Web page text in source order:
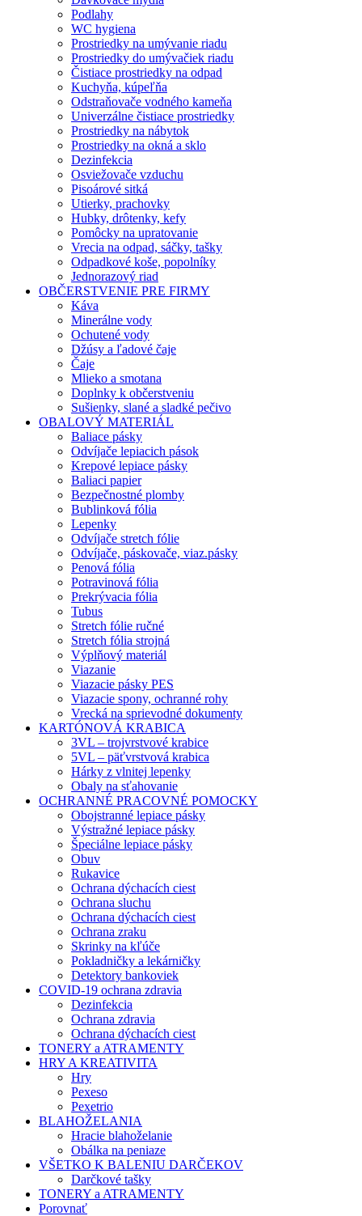
Podlahy
WC hygiena
Prostriedky na umývanie riadu
Prostriedky do umývačiek riadu
Čistiace prostriedky na odpad
Kuchyňa, kúpeľňa
Odstraňovače vodného kameňa
Univerzálne čistiace prostriedky
Prostriedky na nábytok
Prostriedky na okná a sklo
Dezinfekcia
Osviežovače vzduchu
Pisoárové sitká
Utierky, prachovky
Hubky, drôtenky, kefy
Pomôcky na upratovanie
Vrecia na odpad, sáčky, tašky
Odpadkové koše, popolníky
Jednorazový riad
OBČERSTVENIE PRE FIRMY
Káva
Minerálne vody
Ochutené vody
Džúsy a ľadové čaje
Čaje
Mlieko a smotana
Doplnky k občerstveniu
Sušienky, slané a sladké pečivo
OBALOVÝ MATERIÁL
Baliace pásky
Odvíjače lepiacich pások
Krepové lepiace pásky
Baliaci papier
Bezpečnostné plomby
Bublinková fólia
Lepenky
Odvíjače stretch fólie
Odvíjače, páskovače, viaz.pásky
Penová fólia
Potravinová fólia
Prekrývacia fólia
Tubus
Stretch fólie ručné
Stretch fólia strojná
Výplňový materiál
Viazanie
Viazacie pásky PES
Viazacie spony, ochranné rohy
Vrecká na sprievodné dokumenty
KARTÓNOVÁ KRABICA
3VL – trojvrstvové krabice
5VL – päťvrstvová krabica
Hárky z vlnitej lepenky
Obaly na sťahovanie
OCHRANNÉ PRACOVNÉ POMOCKY
Obojstranné lepiace pásky
Výstražné lepiace pásky
Špeciálne lepiace pásky
Obuv
Rukavice
Ochrana dýchacích ciest
Ochrana sluchu
Ochrana dýchacích ciest
Ochrana zraku
Skrinky na kľúče
Pokladničky a lekárničky
Detektory bankoviek
COVID-19 ochrana zdravia
Dezinfekcia
Ochrana zdravia
Ochrana dýchacích ciest
TONERY a ATRAMENTY
HRY A KREATIVITA
Hry
Pexeso
Pexetrio
BLAHOŽELANIA
Hracie blahoželanie
Obálka na peniaze
VŠETKO K BALENIU DARČEKOV
Darčkové tašky
TONERY a ATRAMENTY
Porovnať